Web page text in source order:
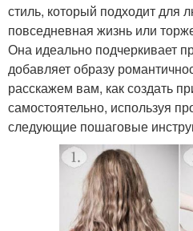
стиль, который подходит для
повседневная жизнь или
Она идеально подчеркивает
добавляет образу
расскажем вам, как создать
самостоятельно, используя
следующие пошаговые